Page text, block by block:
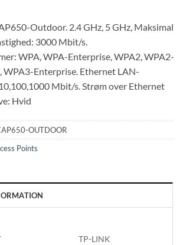
Outdoor. 2.4 GHz, 5 GHz, Maksimal
3000 Mbit/s.
WPA, WPA-Enterprise, WPA2, WPA2-
WPA3-Enterprise. Ethernet LAN-
Mbit/s. Strøm over Ethernet
Hvid
OUTDOOR
Points
TP-LINK